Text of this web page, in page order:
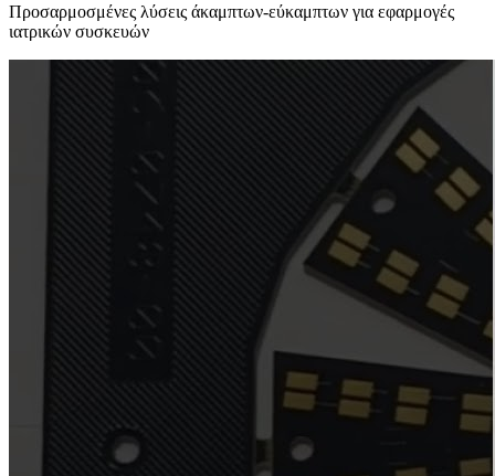
Προσαρμοσμένες λύσεις άκαμπτων-εύκαμπτων για εφαρμογές
ιατρικών συσκευών